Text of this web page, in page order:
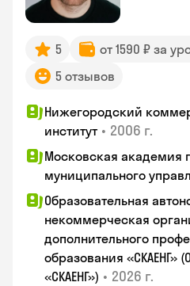
5 от 1590 ₽ за
5 отзывов
Нижегородский
институт • 2006 г.
Московская академия
муниципального
Образовательная
некоммерческая
дополнительного
образования «СКАЕНГ»
«СКАЕНГ») • 2026 г.